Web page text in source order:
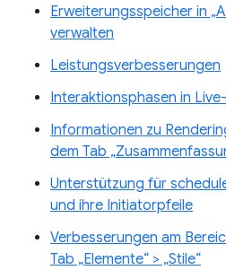
Erweiterungsspeicher in
verwalten
Leistungsverbesserungen
Interaktionsphasen in
Informationen zu
dem Tab
Unterstützung für
und ihre Initiatorpfeile
Verbesserungen am
Tab „Elemente“ > „Stile“